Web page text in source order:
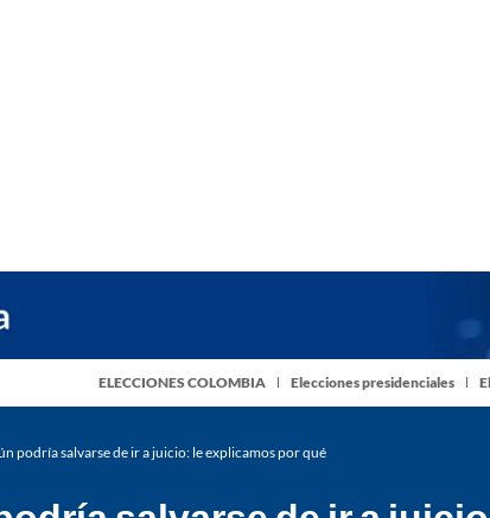
ELECCIONES COLOMBIA Elecciones presidenciales
podría salvarse de ir a juicio: le explicamos por qué